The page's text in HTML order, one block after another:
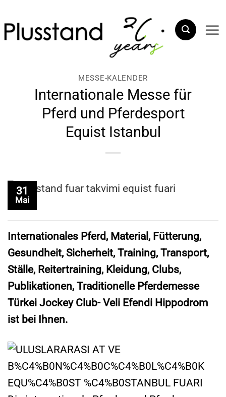
Inhalt
springen
MESSE-KALENDER
Internationale Messe für
Pferd und Pferdesport
Equist Istanbul
31
Mai
Internationales Pferd, Material, Fütterung,
Gesundheit, Sicherheit, Training, Transport,
Ställe, Reitertraining, Kleidung, Clubs,
Publikationen, Traditionelle Pferdemesse
Türkei Jockey Club- Veli Efendi Hippodrom
ist bei Ihnen.